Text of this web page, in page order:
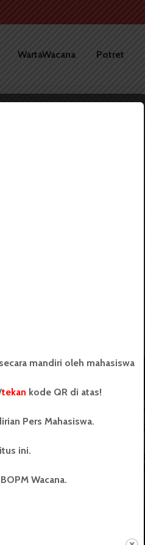
WartaWacana Potret
mandiri oleh mahasiswa
tekan kode QR di atas!
Pers Mahasiswa.
ini.
Wacana.